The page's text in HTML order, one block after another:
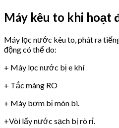
Máy kêu to khi hoạt
Máy lọc nước kêu to, phát ra
động có thể do:
+ Máy lọc nước bị e khí
+ Tắc màng RO
+ Máy bơm bị mòn bi.
+Vòi lấy nước sạch bị rò rỉ.